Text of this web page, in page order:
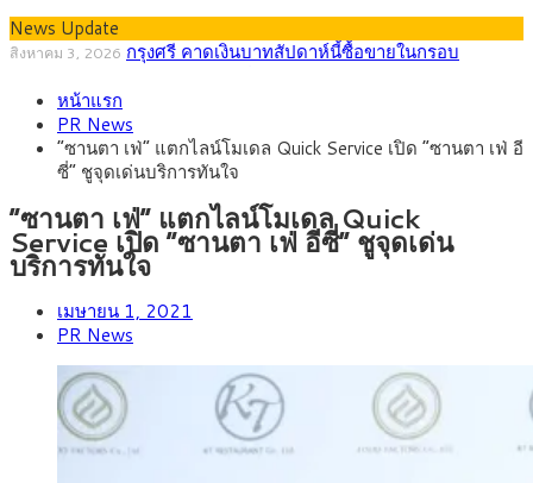
News Update
สิงหาคม 1, 2026 “เอกนิติ” เปิดเครื่องยนต์เศรษฐกิจใหม่ของไทย เดิน
ลายการ์ตูน กรมศุลกากร เตือนผู้ปกครองเฝ้าระวัง หลังยึดล็อตใหญ่
จากเยอรมนี
กรกฎาคม 27, 2026
2569) ซื้อขายในกรอบ 33.40-34.00 มองเฟดคงดอกเบี้ย
สิงหาคม 5, 2026 ครม.ไฟเขียวหลักการ ร่าง พ.ร.ฎ. เปิดทาง รฟม.เดิน
หน้ารถไฟฟ้าสงขลา โมโนเรล 12.54 กม. เชื่อมเมืองหาดใหญ่
สิงหาคม 4, 2026 สธ.ชี้ รพ.รัฐแบกรับผู้ป่วยบัตรทอง 87% แต่ได้งบราย
หัวเพียง 2,618 บาท เสนอทบทวนจัดสรรงบให้สอดคล้องภาระงาน
จริง
สิงหาคม 3, 2026 กรุงศรี คาดเงินบาทสัปดาห์นี้ซื้อขายในกรอบ
33.00-33.60 ติดตามข้อมูลจ้างงานสหรัฐฯ
หน้าแรก
PR News
“ซานตา เฟ่” แตกไลน์โมเดล Quick Service เปิด “ซานตา เฟ่ อี
ซี่” ชูจุดเด่นบริการทันใจ
“ซานตา เฟ่” แตกไลน์โมเดล Quick
Service เปิด “ซานตา เฟ่ อีซี่” ชูจุดเด่น
บริการทันใจ
เมษายน 1, 2021
PR News